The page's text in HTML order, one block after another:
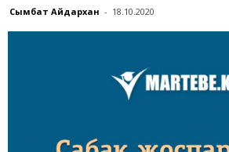
Сымбат Айдархан - 18.10.2020